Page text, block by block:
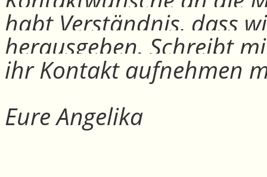
habt Verständnis, dass
herausgeben. Schreibt
ihr Kontakt aufnehmen
Eure Angelika